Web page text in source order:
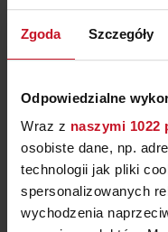
Zgoda Szczegóły
Odpowiedzialne
Wraz z naszymi 1022
osobiste dane, np.
technologii jak pliki
spersonalizowanych
wychodzenia